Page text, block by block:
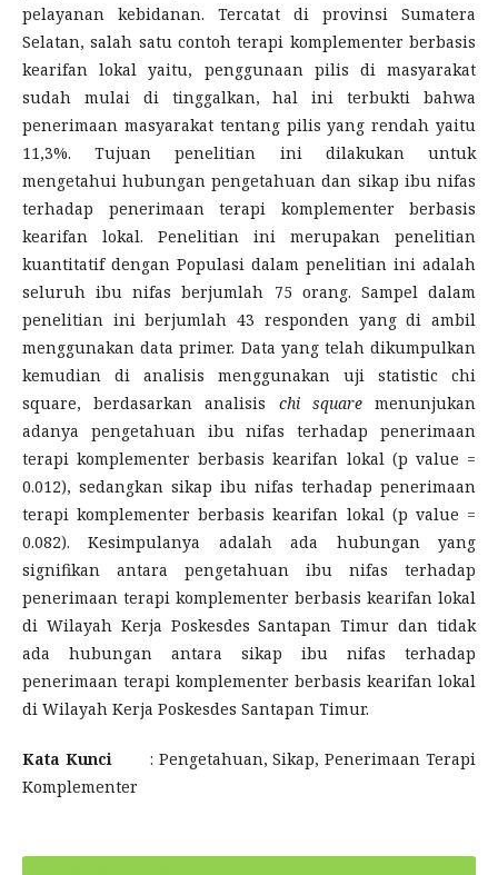
pelayanan kebidanan. Tercatat di provinsi Sumatera
Selatan, salah satu contoh terapi komplementer berbasis
kearifan lokal yaitu, penggunaan pilis di masyarakat
sudah mulai di tinggalkan, hal ini terbukti bahwa
penerimaan masyarakat tentang pilis yang rendah yaitu
11,3%. Tujuan penelitian ini dilakukan untuk
mengetahui hubungan pengetahuan dan sikap ibu nifas
terhadap penerimaan terapi komplementer berbasis
kearifan lokal. Penelitian ini merupakan penelitian
kuantitatif dengan Populasi dalam penelitian ini adalah
seluruh ibu nifas berjumlah 75 orang. Sampel dalam
penelitian ini berjumlah 43 responden yang di ambil
menggunakan data primer. Data yang telah dikumpulkan
kemudian di analisis menggunakan uji statistic chi
square, berdasarkan analisis chi squaremenunjukan
adanya pengetahuan ibu nifas terhadap penerimaan
terapi komplementer berbasis kearifan lokal (p value =
0.012), sedangkan sikap ibu nifas terhadap penerimaan
terapi komplementer berbasis kearifan lokal (p value =
0.082). Kesimpulanya adalah ada hubungan yang
signifikan antara pengetahuan ibu nifas terhadap
penerimaan terapi komplementer berbasis kearifan lokal
di Wilayah Kerja Poskesdes Santapan Timur dan tidak
ada hubungan antara sikap ibu nifas terhadap
penerimaan terapi komplementer berbasis kearifan lokal
di Wilayah Kerja Poskesdes Santapan Timur.
Kata Kunci: Pengetahuan, Sikap, Penerimaan Terapi
Komplementer